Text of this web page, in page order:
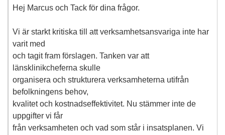
Hej Marcus och Tack för dina frågor.
Vi är starkt kritiska till att verksamhetsansvariga inte har
varit med
och tagit fram förslagen. Tanken var att
länsklinikcheferna skulle
organisera och strukturera verksamheterna utifrån
befolkningens behov,
kvalitet och kostnadseffektivitet. Nu stämmer inte de
uppgifter vi får
från verksamheten och vad som står i insatsplanen. Vi